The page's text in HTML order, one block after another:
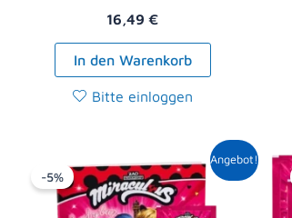
16,49 €
In den Warenkorb
Bitte einloggen
Angebot!
-5%
Ursprünglicher
Preis
war:
8,90 €
Aktueller
Preis
ist:
8,49 €.